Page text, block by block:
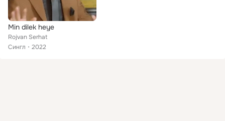
Min dilek heye
Rojvan Serhat
Сингл
2022